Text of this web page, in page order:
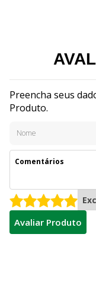
Preencha seus
Produto.
Avaliar Produto